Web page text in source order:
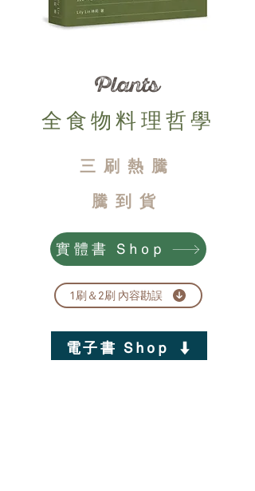
Plants
全食物料理哲學
三刷熱騰
騰 ​到貨
實體書 Shop
1刷＆2刷 內容勘誤
電子書 Shop